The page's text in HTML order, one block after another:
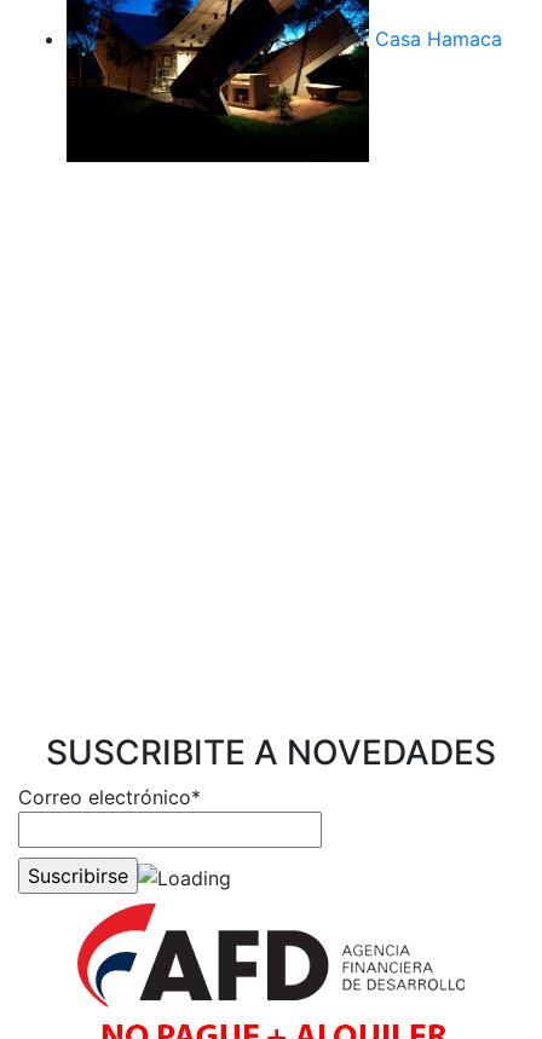
Casa Hamaca
SUSCRIBITE A NOVEDADES
Correo electrónico*